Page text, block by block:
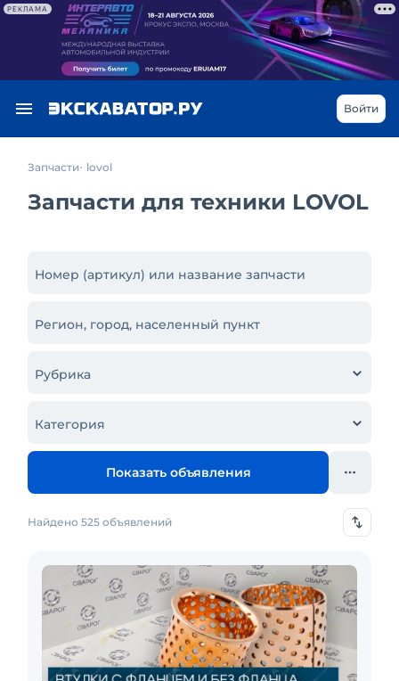
РЕКЛАМА
Войти
Запчасти lovol
Запчасти для техники LOVOL
Номер (артикул) или название запчасти
Регион, город, населенный пункт
Рубрика
Категория
Показать объявления
Найдено 525 объявлений